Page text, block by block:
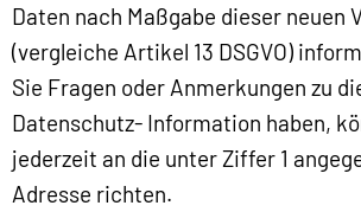
Daten nach Maßgabe dieser neuen
(vergleiche Artikel 13 DSGVO)
Sie Fragen oder Anmerkungen zu
Datenschutz- Information haben,
jederzeit an die unter Ziffer 1
Adresse richten.